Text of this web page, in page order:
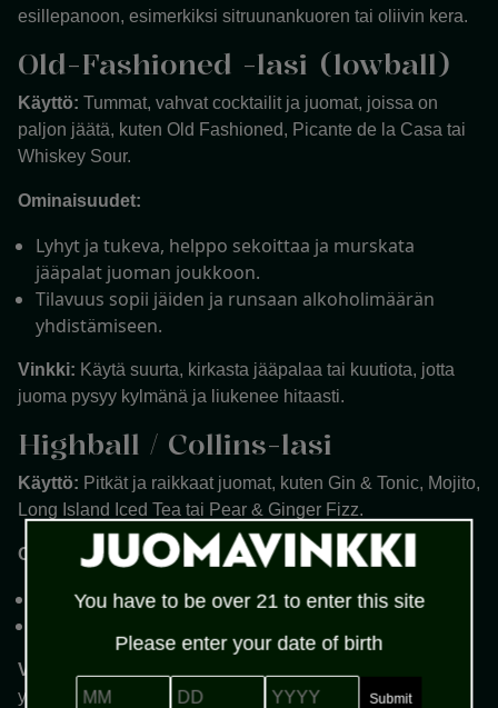
esillepanoon, esimerkiksi sitruunankuoren tai oliivin kera.
Old-Fashioned -lasi (lowball)
Käyttö: Tummat, vahvat cocktailit ja juomat, joissa on
paljon jäätä, kuten Old Fashioned, Picante de la Casa tai
Whiskey Sour.
Ominaisuudet:
Lyhyt ja tukeva, helppo sekoittaa ja murskata
jääpalat juoman joukkoon.
Tilavuus sopii jäiden ja runsaan alkoholimäärän
yhdistämiseen.
Vinkki: Käytä suurta, kirkasta jääpalaa tai kuutiota, jotta
juoma pysyy kylmänä ja liukenee hitaasti.
Highball / Collins-lasi
Käyttö: Pitkät ja raikkaat juomat, kuten Gin & Tonic, Mojito,
Long Island Iced Tea tai Pear & Ginger Fizz.
Ominaisuudet:
Korkea ja kapea, paljon tilaa jäille ja sekoitusaineille.
Vinkki:
yrteillä, kuten mintulla tai korianterilla.
You have to be over 21 to enter this site
Please enter your date of birth
MM DD YYYY